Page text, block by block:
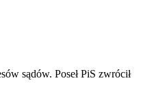
sądów. Poseł PiS zwrócił